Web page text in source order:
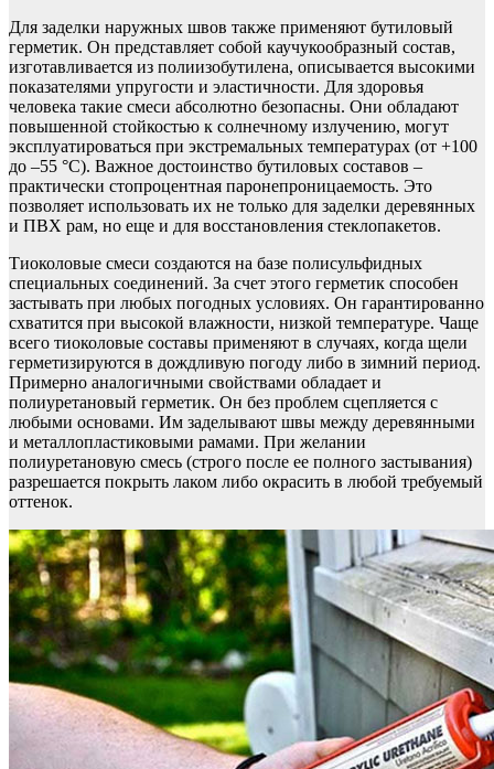
Для заделки наружных швов также применяют бутиловый
герметик. Он представляет собой каучукообразный состав,
изготавливается из полиизобутилена, описывается высокими
показателями упругости и эластичности. Для здоровья
человека такие смеси абсолютно безопасны. Они обладают
повышенной стойкостью к солнечному излучению, могут
эксплуатироваться при экстремальных температурах (от +100
до –55 °С). Важное достоинство бутиловых составов –
практически стопроцентная паронепроницаемость. Это
позволяет использовать их не только для заделки деревянных
и ПВХ рам, но еще и для восстановления стеклопакетов.
Тиоколовые смеси создаются на базе полисульфидных
специальных соединений. За счет этого герметик способен
застывать при любых погодных условиях. Он гарантированно
схватится при высокой влажности, низкой температуре. Чаще
всего тиоколовые составы применяют в случаях, когда щели
герметизируются в дождливую погоду либо в зимний период.
Примерно аналогичными свойствами обладает и
полиуретановый герметик. Он без проблем сцепляется с
любыми основами. Им заделывают швы между деревянными
и металлопластиковыми рамами. При желании
полиуретановую смесь (строго после ее полного застывания)
разрешается покрыть лаком либо окрасить в любой требуемый
оттенок.